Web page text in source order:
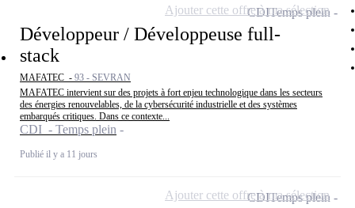
Développeur / Développeuse full-
stack
MAFATEC - 93 - SEVRAN
MAFATEC intervient sur des projets à fort enjeu technologique dans les secteurs
des énergies renouvelables, de la cybersécurité industrielle et des systèmes
embarqués critiques. Dans ce contexte...
CDI - Temps plein
Publié il y a 11 jours
CDITemps plein
Ajouter cette offre à ma sélection
CDITemps plein
Ajouter cette offre à ma sélection